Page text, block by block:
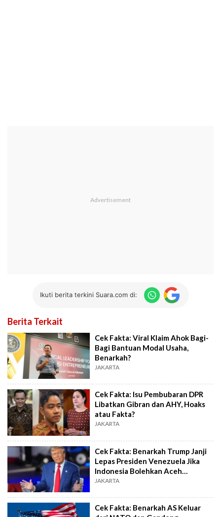
Ikuti berita terkini Suara.com di:
Berita Terkait
Cek Fakta: Viral Klaim Ahok Bagi-
Bagi Bantuan Modal Usaha,
Benarkah?
JAKARTA
Cek Fakta: Isu Pembubaran DPR
Libatkan Gibran dan AHY, Hoaks
atau Fakta?
JAKARTA
Cek Fakta: Benarkah Trump Janji
Lepas Presiden Venezuela Jika
Indonesia Bolehkan Aceh
Merdeka?
JAKARTA
Cek Fakta: Benarkah AS Keluar